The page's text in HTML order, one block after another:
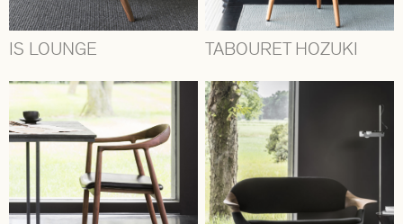
IS LOUNGE TABOURET HOZUKI